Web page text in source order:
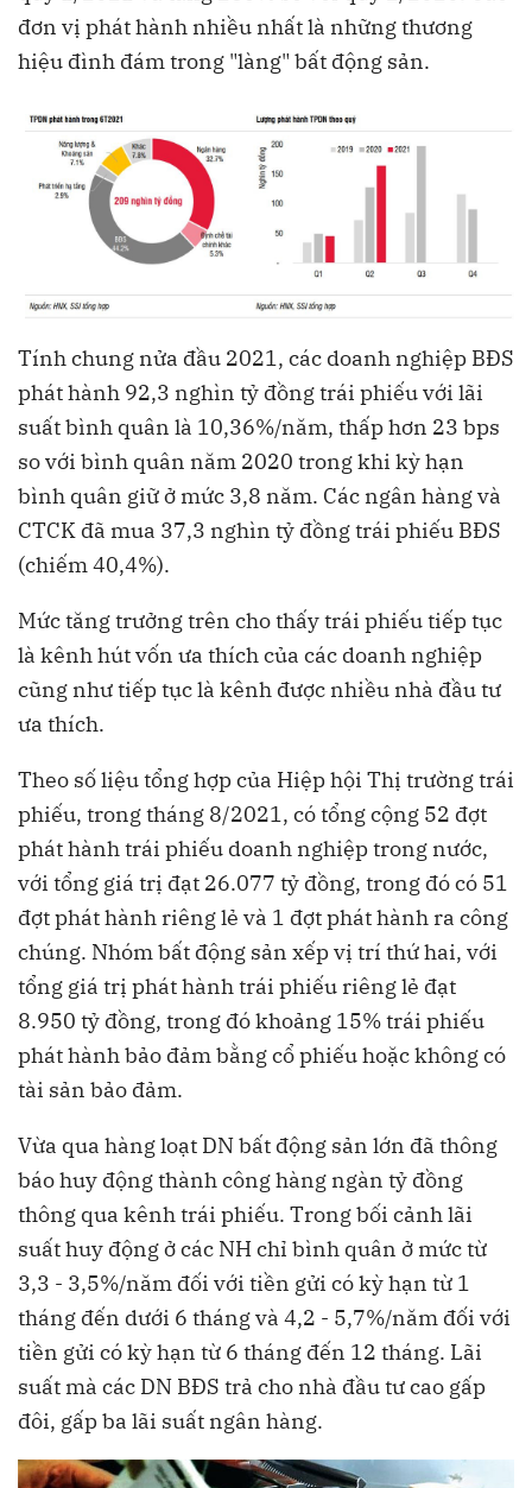
đơn vị phát hành nhiều nhất là những thương
hiệu đình đám trong "làng" bất động sản.
Tính chung nửa đầu 2021, các doanh nghiệp BĐS
phát hành 92,3 nghìn tỷ đồng trái phiếu với lãi
suất bình quân là 10,36%/năm, thấp hơn 23 bps
so với bình quân năm 2020 trong khi kỳ hạn
bình quân giữ ở mức 3,8 năm. Các ngân hàng và
CTCK đã mua 37,3 nghìn tỷ đồng trái phiếu BĐS
(chiếm 40,4%).
Mức tăng trưởng trên cho thấy trái phiếu tiếp tục
là kênh hút vốn ưa thích của các doanh nghiệp
cũng như tiếp tục là kênh được nhiều nhà đầu tư
ưa thích.
Theo số liệu tổng hợp của Hiệp hội Thị trường trái
phiếu, trong tháng 8/2021, có tổng cộng 52 đợt
phát hành trái phiếu doanh nghiệp trong nước,
với tổng giá trị đạt 26.077 tỷ đồng, trong đó có 51
đợt phát hành riêng lẻ và 1 đợt phát hành ra công
chúng. Nhóm bất động sản xếp vị trí thứ hai, với
tổng giá trị phát hành trái phiếu riêng lẻ đạt
8.950 tỷ đồng, trong đó khoảng 15% trái phiếu
phát hành bảo đảm bằng cổ phiếu hoặc không có
tài sản bảo đảm.
Vừa qua hàng loạt DN bất động sản lớn đã thông
báo huy động thành công hàng ngàn tỷ đồng
thông qua kênh trái phiếu. Trong bối cảnh lãi
suất huy động ở các NH chỉ bình quân ở mức từ
3,3 - 3,5%/năm đối với tiền gửi có kỳ hạn từ 1
tháng đến dưới 6 tháng và 4,2 - 5,7%/năm đối với
tiền gửi có kỳ hạn từ 6 tháng đến 12 tháng. Lãi
suất mà các DN BĐS trả cho nhà đầu tư cao gấp
đôi, gấp ba lãi suất ngân hàng.